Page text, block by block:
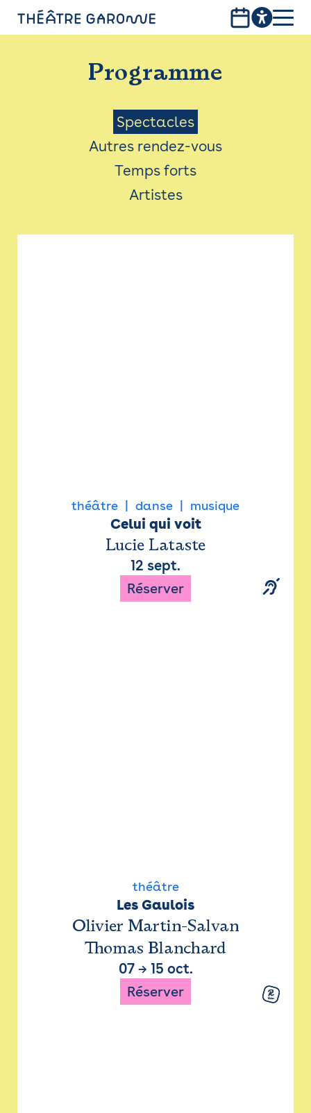
PROGRAMME
INFOS PRATIQUES
AVEC LES PUBLICS
ACCESSIBILITÉ
LES PRODUCTIONS
Programme
Menu
Saison
Spectacles
Autres rendez-vous
Temps forts
Artistes
théâtre danse musique
Celui qui voit
Lucie Lataste
12 sept.
Réserver
théâtre
Les Gaulois
Olivier Martin-Salvan
Thomas Blanchard
07→ 15 oct.
Réserver